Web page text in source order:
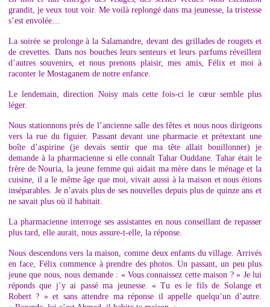
grandit, je veux tout voir. Me voilà replongé dans ma jeunesse, la tristesse
s’est envolée…
La soirée se prolonge à la Salamandre, devant des grillades de rougets et
de crevettes. Dans nos bouches leurs senteurs et leurs parfums réveillent
d’autres souvenirs, et nous prenons plaisir, mes amis, Félix et moi à
raconter le Mostaganem de notre enfance.
Le lendemain, direction Noisy mais cette fois-ci le cœur semble plus
léger.
Nous stationnons près de l’ancienne salle des fêtes et nous nous dirigeons
vers la rue du figuier. Passant devant une pharmacie et prétextant une
boîte d’aspirine (je devais sentir que ma tête allait bouillonner) je
demande à la pharmacienne si elle connaît Tahar Ouddane. Tahar était le
frère de Nouria, la jeune femme qui aidait ma mère dans le ménage et la
cuisine, il a le même âge que moi, vivait aussi à la maison et nous étions
inséparables. Je n’avais plus de ses nouvelles depuis plus de quinze ans et
ne savait plus où il habitait.
La pharmacienne interroge ses assistantes en nous conseillant de repasser
plus tard, elle aurait, nous assure-t-elle, la réponse.
Nous descendons vers la maison, comme deux enfants du village. Arrivés
en face, Félix commence à prendre des photos. Un passant, un peu plus
jeune que nous, nous demande : « Vous connaissez cette maison ? » Je lui
réponds que j’y ai passé ma jeunesse. « Tu es le fils de Solange et
Robert ? » et sans attendre ma réponse il appelle quelqu’un d’autre.